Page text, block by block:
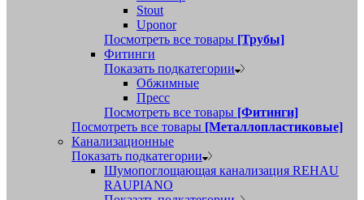
Stout
Uponor
Посмотреть все товары [Трубы]
Фитинги
Показать подкатегории
Обжимные
Пресс
Посмотреть все товары [Фитинги]
Посмотреть все товары [Металлопластиковые]
Канализационные
Показать подкатегории
Шумопоглощающая канализация REHAU
RAUPIANO